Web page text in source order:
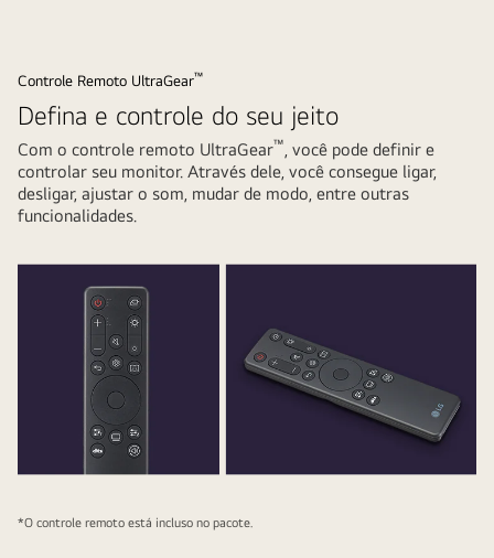
Controle Remoto UltraGear™
Defina e controle do seu jeito
Com o controle remoto UltraGear™, você pode definir e
controlar seu monitor. Através dele, você consegue ligar,
desligar, ajustar o som, mudar de modo, entre outras
funcionalidades.
*O controle remoto está incluso no pacote.